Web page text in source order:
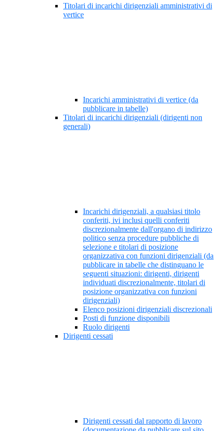
Titolari di incarichi dirigenziali amministrativi di
vertice
Incarichi amministrativi di vertice (da
pubblicare in tabelle)
Titolari di incarichi dirigenziali (dirigenti non
generali)
Incarichi dirigenziali, a qualsiasi titolo
conferiti, ivi inclusi quelli conferiti
discrezionalmente dall'organo di indirizzo
politico senza procedure pubbliche di
selezione e titolari di posizione
organizzativa con funzioni dirigenziali (da
pubblicare in tabelle che distinguano le
seguenti situazioni: dirigenti, dirigenti
individuati discrezionalmente, titolari di
posizione organizzativa con funzioni
dirigenziali)
Elenco posizioni dirigenziali discrezionali
Posti di funzione disponibili
Ruolo dirigenti
Dirigenti cessati
Dirigenti cessati dal rapporto di lavoro